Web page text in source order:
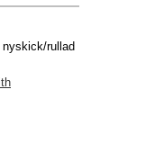
rullad